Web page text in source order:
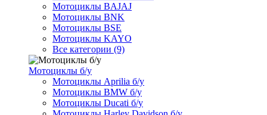
Мотоциклы BAJAJ
Мотоциклы BNK
Мотоциклы BSE
Мотоциклы KAYO
Все категории (9)
Мотоциклы б/у
Мотоциклы Aprilia б/у
Мотоциклы BMW б/у
Мотоциклы Ducati б/у